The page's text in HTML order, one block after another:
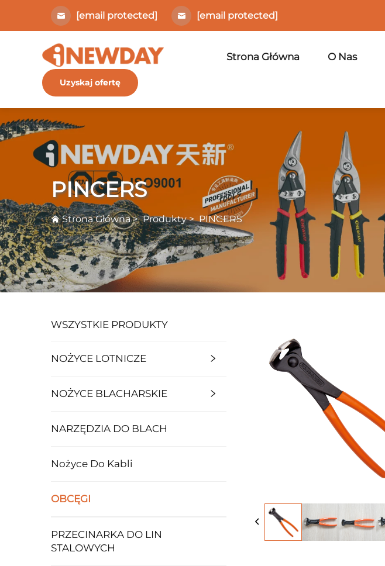
[email protected] [email protected]
Strona Główna O Nas
Uzyskaj ofertę
PINCERS
Strona Główna>Produkty>PINCERS
WSZYSTKIE PRODUKTY
NOŻYCE LOTNICZE
NOŻYCE BLACHARSKIE
NARZĘDZIA DO BLACH
Nożyce Do Kabli
OBCĘGI
PRZECINARKA DO LIN
STALOWYCH